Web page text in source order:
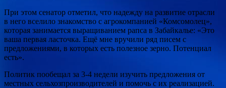
При этом сенатор отметил, что надежду на развитие отрасли
в него вселило знакомство с агрокомпанией «Комсомолец»,
которая занимается выращиванием рапса в Забайкалье: «Это
ваша первая ласточка. Ещё мне вручили ряд писем с
предложениями, в которых есть полезное зерно. Потенциал
есть».
Политик пообещал за 3-4 недели изучить предложения от
местных сельхозпроизводителей и помочь с их реализацией.